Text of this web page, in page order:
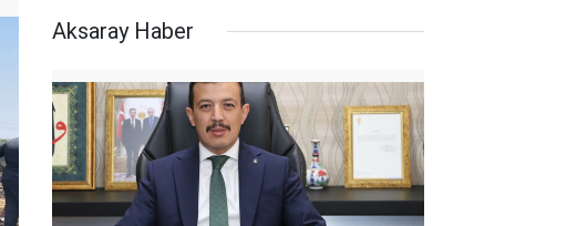
Aksaray Haber